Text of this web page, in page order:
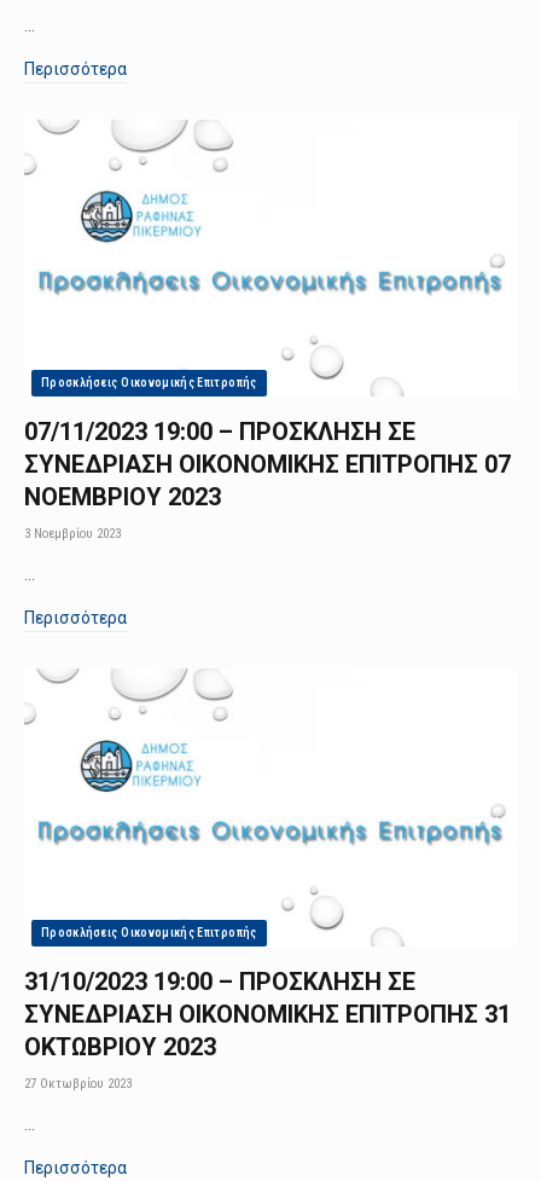
Περισσότερα
Προσκλήσεις Οικονομικής Επιτροπής
07/11/2023 19:00 – ΠΡΟΣΚΛΗΣΗ ΣΕ
ΣΥΝΕΔΡΙΑΣΗ ΟΙΚΟΝΟΜΙΚΗΣ ΕΠΙΤΡΟΠΗΣ 07
ΝΟΕΜΒΡΙΟΥ 2023
3 Νοεμβρίου 2023
Περισσότερα
Προσκλήσεις Οικονομικής Επιτροπής
31/10/2023 19:00 – ΠΡΟΣΚΛΗΣΗ ΣΕ
ΣΥΝΕΔΡΙΑΣΗ ΟΙΚΟΝΟΜΙΚΗΣ ΕΠΙΤΡΟΠΗΣ 31
ΟΚΤΩΒΡΙΟΥ 2023
27 Οκτωβρίου 2023
Περισσότερα